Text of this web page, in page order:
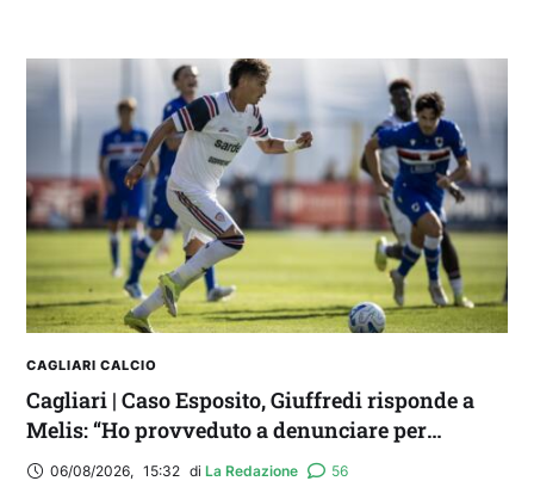
CAGLIARI CALCIO
Cagliari | Caso Esposito, Giuffredi risponde a
Melis: “Ho provveduto a denunciare per
diffamazione aggravata”
06/08/2026, 15:32 di La Redazione 56